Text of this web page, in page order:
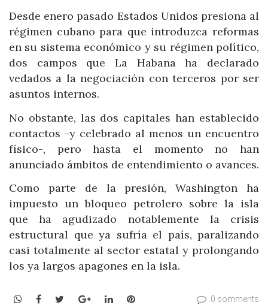
Desde enero pasado Estados Unidos presiona al
régimen cubano para que introduzca reformas
en su sistema económico y su régimen político,
dos campos que La Habana ha declarado
vedados a la negociación con terceros por ser
asuntos internos.
No obstante, las dos capitales han establecido
contactos -y celebrado al menos un encuentro
físico-, pero hasta el momento no han
anunciado ámbitos de entendimiento o avances.
Como parte de la presión, Washington ha
impuesto un bloqueo petrolero sobre la isla
que ha agudizado notablemente la crisis
estructural que ya sufría el país, paralizando
casi totalmente al sector estatal y prolongando
los ya largos apagones en la isla.
WhatsApp
Facebook
TwitterGoogle+LinkedInPinterest 0 comments